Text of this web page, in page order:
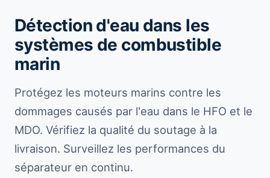
Détection d'eau dans les
systèmes de combustible
marin
Protégez les moteurs marins contre les
dommages causés par l'eau dans le HFO et le
MDO. Vérifiez la qualité du soutage à la
livraison. Surveillez les performances du
séparateur en continu.